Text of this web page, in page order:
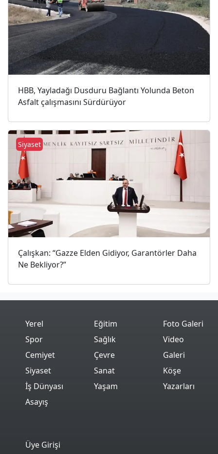
HBB, Yayladağı Dusduru Bağlantı Yolunda Beton
Asfalt çalışmasını Sürdürüyor
Çalışkan: “Gazze Elden Gidiyor, Garantörler Daha
Ne Bekliyor?”
Siyaset
Yerel
Spor
Cemiyet
Siyaset
İş Dünyası
Asayış
Eğitim
Sağlık
Çevre
Sanat
Yaşam
Foto Galeri
Video
Galeri
Köşe
Yazarları
Üye Girişi